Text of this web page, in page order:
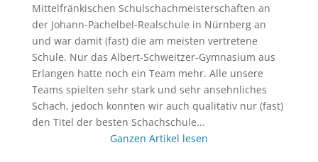
Mittelfränkischen Schulschachmeisterschaften an
der Johann-Pachelbel-Realschule in Nürnberg an
und war damit (fast) die am meisten vertretene
Schule. Nur das Albert-Schweitzer-Gymnasium aus
Erlangen hatte noch ein Team mehr. Alle unsere
Teams spielten sehr stark und sehr ansehnliches
Schach, jedoch konnten wir auch qualitativ nur (fast)
den Titel der besten Schachschule...
Ganzen Artikel lesen